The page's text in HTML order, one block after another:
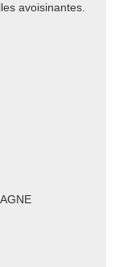
avoisinantes.